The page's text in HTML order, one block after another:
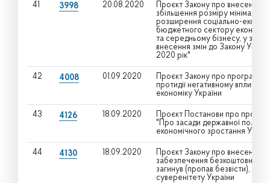
41 3998 20.08.2020
Проєкт Закону про внесення
збільшення розміру
розширення соціально-
бюджетного сектору
та середньому бізнесу, у
внесення змін до Закону
2020 рік"
42 4008 01.09.2020
Проєкт Закону про програми
протидії негативному впливу
економіку України
43 4126 18.09.2020
Проєкт Постанови про
"Про засади державної
економічного зростання
44 4130 18.09.2020
Проєкт Закону про внесення
забезпечення безкоштовним
загинув (пропав безвісти),
суверенітету України